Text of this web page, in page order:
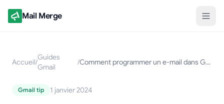
Mail Merge
Accueil/
Guides
Gmail
/ Comment programmer un e-mail dans Gmail
Gmail tip 1 janvier 2024